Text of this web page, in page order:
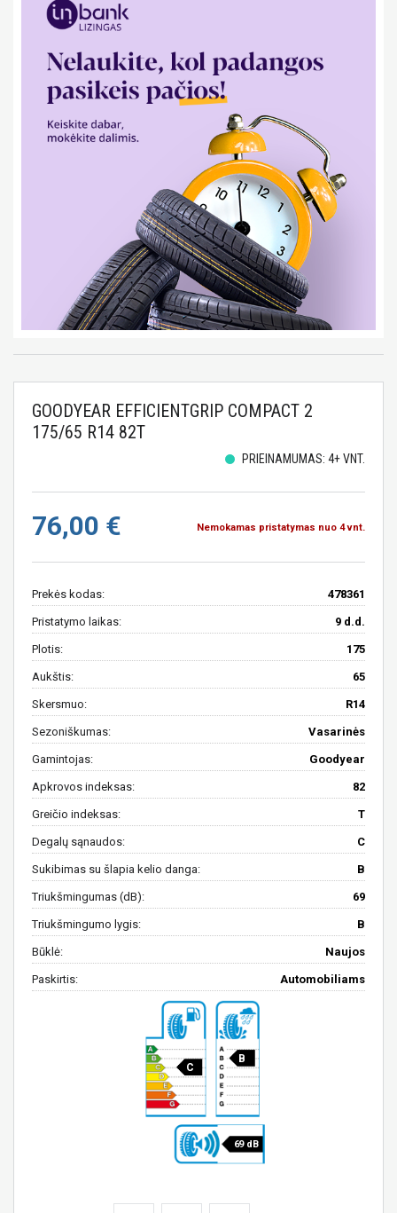
GOODYEAR EFFICIENTGRIP COMPACT 2
175/65 R14 82T
PRIEINAMUMAS: 4+ VNT.
76,00 € Nemokamas pristatymas nuo 4 vnt.
Prekės kodas: 478361
Pristatymo laikas: 9 d.d.
Plotis: 175
Aukštis: 65
Skersmuo: R14
Sezoniškumas: Vasarinės
Gamintojas: Goodyear
Apkrovos indeksas: 82
Greičio indeksas: T
Degalų sąnaudos: C
Sukibimas su šlapia kelio danga: B
Triukšmingumas (dB): 69
Triukšmingumo lygis: B
Būklė: Naujos
Paskirtis: Automobiliams
C
B
69 dB